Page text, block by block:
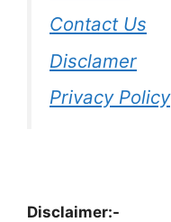
Contact Us
Disclamer
Privacy Policy
Disclaimer:-